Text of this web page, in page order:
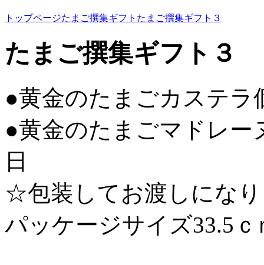
トップページたまご撰集ギフト たまご撰集ギフト３
たまご撰集ギフト３
●黄金のたまごカステ
●黄金のたまごマドレ
日
☆包装してお渡しにな
パッケージサイズ33.5